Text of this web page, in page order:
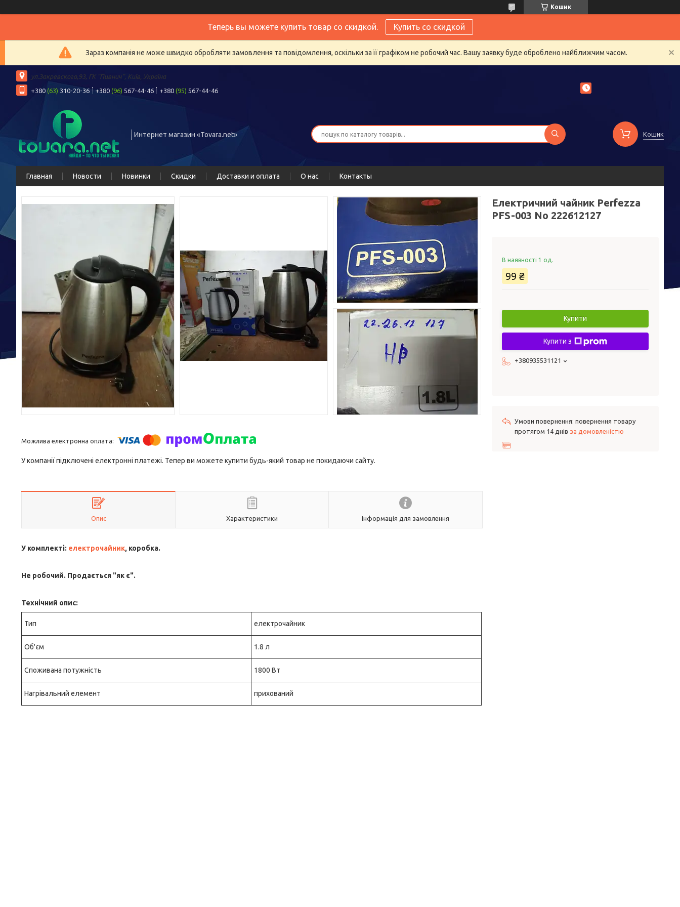
Кошик
Теперь вы можете купить товар со скидкой. Купить со скидкой
Зараз компанія не може швидко обробляти замовлення та повідомлення, оскільки за її графіком не робочий час. Вашу заявку буде оброблено найближчим часом.
ул.Закревского,93, ГК "Пивнич", Київ, Україна
+380 (63) 310-20-36 +380 (96) 567-44-46 +380 (95) 567-44-46
Интернет магазин «Tovara.net» Кошик
Главная Новости Новинки Скидки Доставки и оплата О нас Контакты
У компанії підключені електронні платежі. Тепер ви можете купити будь-який товар не покидаючи сайту.
Опис Характеристики Інформація для замовлення
У комплекті: електрочайник, коробка.
Не робочий. Продається "як є".
Технічний опис:
Тип електрочайник
Об'єм 1.8 л
Споживана потужність 1800 Вт
Нагрівальний елемент прихований
Електричний чайник Perfezza
PFS-003 No 222612127
В наявності 1 од.
99 ₴
Купити
Купити з
+380935531121
повернення товару
протягом 14 днів за домовленістю